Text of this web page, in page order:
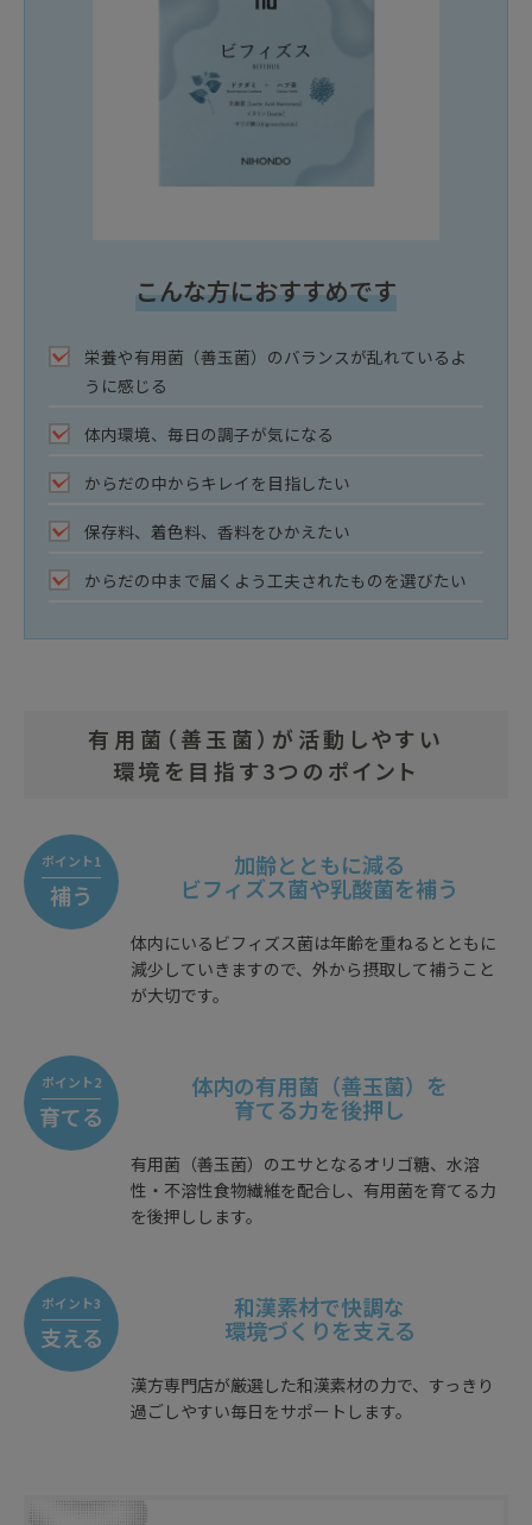
こんな方におすすめです
栄養や有用菌（善玉菌）のバランスが乱れているよ
うに感じる
体内環境、毎日の調子が気になる
からだの中からキレイを目指したい
保存料、着色料、香料をひかえたい
からだの中まで届くよう工夫されたものを選びたい
有用菌（善玉菌）が活動しやすい
環境を目指す3つのポイント
ポイント1
補う
加齢とともに減る
ビフィズス菌や乳酸菌を補う
体内にいるビフィズス菌は年齢を重ねるとともに
減少していきますので、外から摂取して補うこと
が大切です。
ポイント2
育てる
体内の有用菌（善玉菌）を
育てる力を後押し
有用菌（善玉菌）のエサとなるオリゴ糖、水溶
性・不溶性食物繊維を配合し、有用菌を育てる力
を後押しします。
ポイント3
支える
和漢素材で快調な
環境づくりを支える
漢方専門店が厳選した和漢素材の力で、すっきり
過ごしやすい毎日をサポートします。